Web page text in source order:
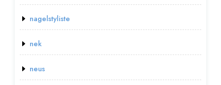
nagelstyliste
nek
neus